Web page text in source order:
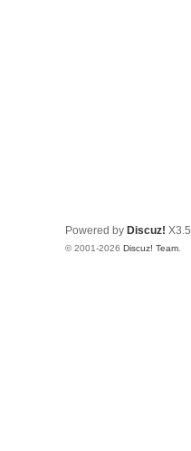
Powered by Discuz! X3.5
© 2001-2026 Discuz! Team